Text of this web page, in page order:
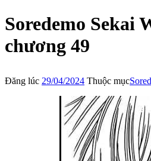
Soredemo Sekai
chương 49
Đăng lúc 29/04/2024 Thuộc mục